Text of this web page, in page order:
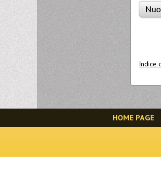
Indice
HOME PAGE